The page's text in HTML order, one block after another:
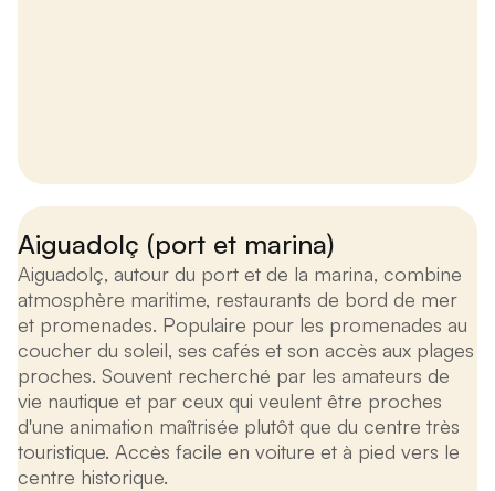
Aiguadolç (port et marina)
Aiguadolç, autour du port et de la marina, combine
atmosphère maritime, restaurants de bord de mer
et promenades. Populaire pour les promenades au
coucher du soleil, ses cafés et son accès aux plages
proches. Souvent recherché par les amateurs de
vie nautique et par ceux qui veulent être proches
d'une animation maîtrisée plutôt que du centre très
touristique. Accès facile en voiture et à pied vers le
centre historique.